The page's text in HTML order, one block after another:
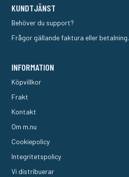
KUNDTJÄNST
Behöver du support?
Frågor gällande faktura eller betalning.
INFORMATION
Köpvillkor
Frakt
Kontakt
Om m.nu
Cookiepolicy
Integritetspolicy
Vi distribuerar